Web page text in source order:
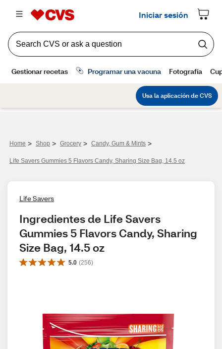
Home > Shop > Grocery > Candy, Gum & Mints >
Life Savers Gummies 5 Flavors Candy, Sharing Size Bag, 14.5 oz
Life Savers
Ingredientes de Life Savers
Gummies 5 Flavors Candy, Sharing
Size Bag, 14.5 oz
5.0 (256)